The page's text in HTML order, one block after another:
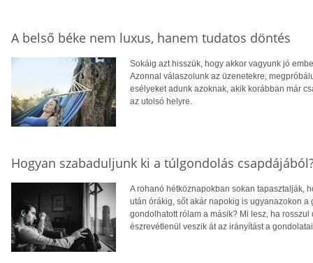
A belső béke nem luxus, hanem tudatos döntés
Sokáig azt hisszük, hogy akkor vagyunk jó
Azonnal válaszolunk az üzenetekre,
esélyeket adunk azoknak, akik korábban már
az utolsó helyre.
Hogyan szabaduljunk ki a túlgondolás
A rohanó hétköznapokban sokan tapasztalják,
után órákig, sőt akár napokig is ugyanazokon
gondolhatott rólam a másik? Mi lesz, ha
észrevétlenül veszik át az irányítást a